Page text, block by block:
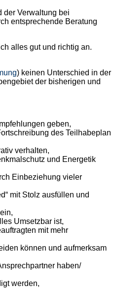
der Verwaltung bei
entsprechende Beratung
alles gut und richtig an.
) keinen Unterschied in der
der bisherigen und
geben,
des Teilhabeplan
verhalten,
und Energetik
Einbeziehung vieler
mit Stolz ausfüllen und
Umsetzbar ist,
mit mehr
können und aufmerksam
haben/
werden,